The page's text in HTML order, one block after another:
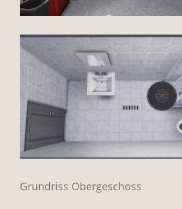
Grundriss Obergeschoss